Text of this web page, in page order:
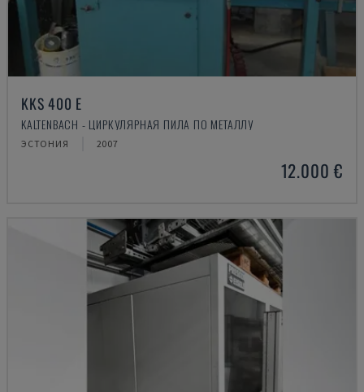
KKS 400 E
KALTENBACH - ЦИРКУЛЯРНАЯ ПИЛА ПО МЕТАЛЛУ
ЭСТОНИЯ 2007
12.000 €